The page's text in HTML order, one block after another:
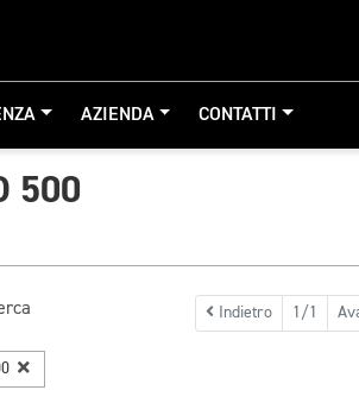
AZIENDA CONTATTI
500
Indietro 1/1